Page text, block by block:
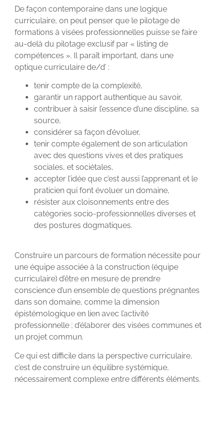
De façon contemporaine dans une logique
curriculaire, on peut penser que le pilotage de
formations à visées professionnelles puisse se faire
au-delà du pilotage exclusif par « listing de
compétences ». Il paraît important, dans une
optique curriculaire de/d’ :
tenir compte de la complexité,
garantir un rapport authentique au savoir,
contribuer à saisir l’essence d’une discipline, sa
source,
considérer sa façon d’évoluer,
tenir compte également de son articulation
avec des questions vives et des pratiques
sociales, et sociétales,
accepter l’idée que c’est aussi l’apprenant et le
praticien qui font évoluer un domaine,
résister aux cloisonnements entre des
catégories socio-professionnelles diverses et
des postures dogmatiques.
Construire un parcours de formation nécessite pour
une équipe associée à la construction (équipe
curriculaire) d’être en mesure de prendre
conscience d’un ensemble de questions prégnantes
dans son domaine, comme la dimension
épistémologique en lien avec l’activité
professionnelle ; d’élaborer des visées communes et
un projet commun.
Ce qui est difficile dans la perspective curriculaire,
c’est de construire un équilibre systémique,
nécessairement complexe entre différents éléments.